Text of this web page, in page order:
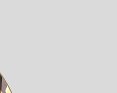
mit ResoSeal™-
Profiled Port), liefern